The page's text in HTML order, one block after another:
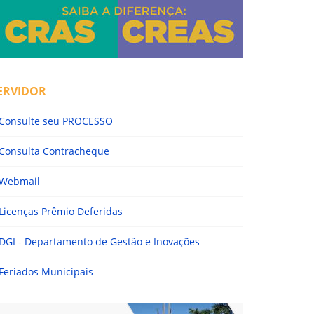
seu PROCESSO
Contracheque
Prêmio Deferidas
- Departamento de Gestão e Inovações
Municipais